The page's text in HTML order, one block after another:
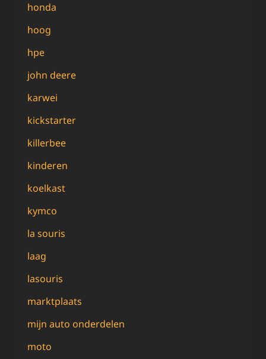
honda
hoog
hpe
john deere
karwei
kickstarter
killerbee
kinderen
koelkast
kymco
la souris
laag
lasouris
marktplaats
mijn auto onderdelen
moto